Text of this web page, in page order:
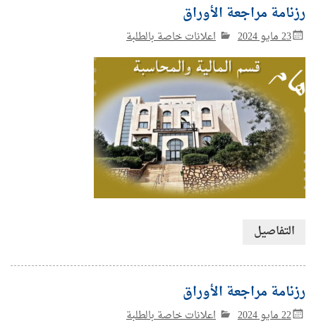
رزنامة مراجعة الأوراق
23 مايو 2024 اعلانات خاصة بالطلبة
التفاصيل
رزنامة مراجعة الأوراق
22 مايو 2024 اعلانات خاصة بالطلبة